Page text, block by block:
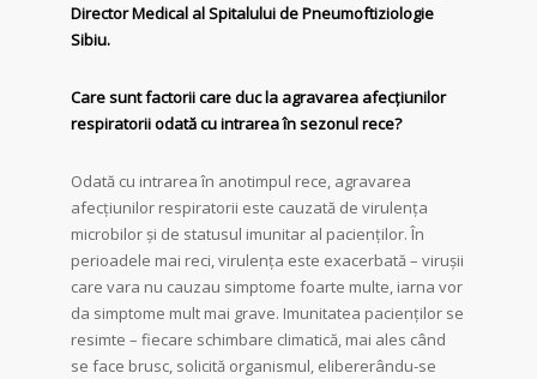
Director Medical al Spitalului de Pneumoftiziologie
Sibiu.
Care sunt factorii care duc la agravarea afecţiunilor
respiratorii odată cu intrarea în sezonul rece?
Odată cu intrarea în anotimpul rece, agravarea
afecțiunilor respiratorii este cauzată de virulența
microbilor și de statusul imunitar al pacienților. În
perioadele mai reci, virulența este exacerbată – virușii
care vara nu cauzau simptome foarte multe, iarna vor
da simptome mult mai grave. Imunitatea pacienților se
resimte – fiecare schimbare climatică, mai ales când
se face brusc, solicită organismul, elibererându-se